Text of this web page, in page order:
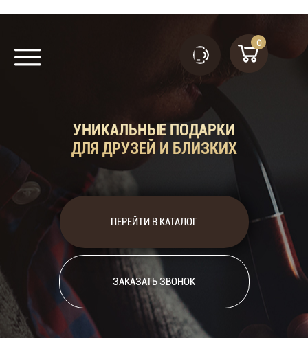
290-
79-30
0
позиций
УНИКАЛЬНЫЕ ПОДАРКИ
ДЛЯ ДРУЗЕЙ И БЛИЗКИХ
ПЕРЕЙТИ В КАТАЛОГ
ЗАКАЗАТЬ ЗВОНОК